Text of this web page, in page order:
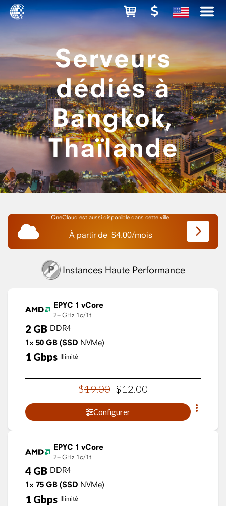
Serveurs
dédiés à
Bangkok,
Thaïlande
OneCloud est aussi disponible dans cette ville.
À partir de $4.00/mois
Instances Haute Performance
EPYC 1 vCore
2+ GHz 1c/1t
2 GB DDR4
1× 50 GB (SSD NVMe)
1 Gbps Illimité
$19.00 $12.00
Configurer
EPYC 1 vCore
2+ GHz 1c/1t
4 GB DDR4
1× 75 GB (SSD NVMe)
1 Gbps Illimité